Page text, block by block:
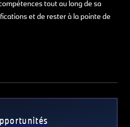
tout au long de sa
et de rester à la pointe de